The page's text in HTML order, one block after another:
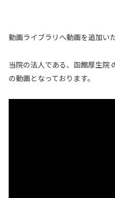
動画ライブラリへ動画を追加い
当院の法人である、函館厚生院
の動画となっております。